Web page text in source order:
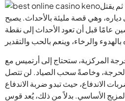
يقتل
دياره، وهي قصة مليئة بالأحداث. يصبح
عامًا قبل أن تعود الأحداث إلى نقطة
المركزية، ستحتاج إلى أرتميس مع
الحرجة، وخاصةً سحب الصياد. لن تتصل
الاندفاع، حيث تبدو ضربة الاندفاع
الأساسي. بدلاً من ذلك، يُعد قوس